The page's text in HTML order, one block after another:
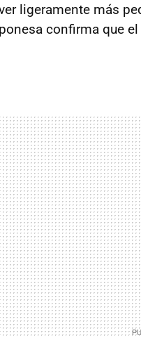
ligeramente más
confirma que el